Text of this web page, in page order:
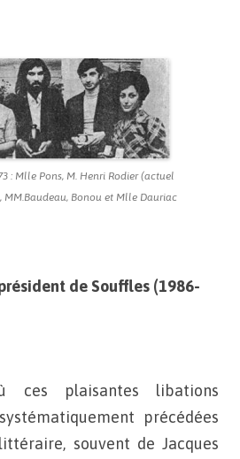
: Mlle Pons, M. Henri Rodier (actuel
MM.Baudeau, Bonou et Mlle Dauriac
de Souffles (1986-
ces plaisantes libations
systématiquement précédées
souvent de Jacques